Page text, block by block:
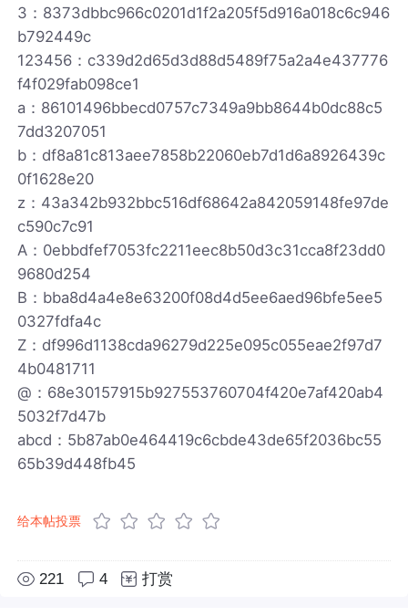
3：8373dbbc966c0201d1f2a205f5d916a018c6c946
b792449c
123456：c339d2d65d3d88d5489f75a2a4e437776
f4f029fab098ce1
a：86101496bbecd0757c7349a9bb8644b0dc88c5
7dd3207051
b：df8a81c813aee7858b22060eb7d1d6a8926439c
0f1628e20
z：43a342b932bbc516df68642a842059148fe97de
c590c7c91
A：0ebbdfef7053fc2211eec8b50d3c31cca8f23dd0
9680d254
B：bba8d4a4e8e63200f08d4d5ee6aed96bfe5ee5
0327fdfa4c
Z：df996d1138cda96279d225e095c055eae2f97d7
4b0481711
@：68e30157915b927553760704f420e7af420ab4
5032f7d47b
abcd：5b87ab0e464419c6cbde43de65f2036bc55
65b39d448fb45
给本帖投票
221 4 打赏